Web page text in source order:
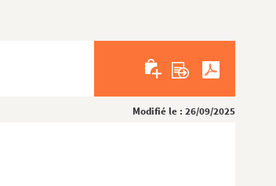
Modifié le : 26/09/2025